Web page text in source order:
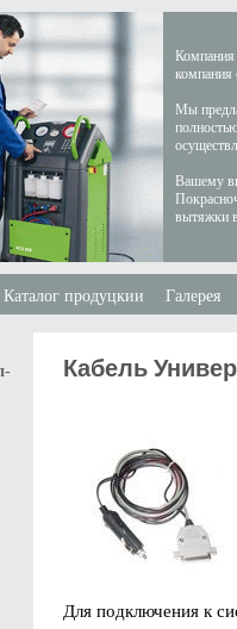
Компания
компания
Мы
Вашему
вытяжки
Каталог продуцкии Галерея
Кабель
Для подключения к